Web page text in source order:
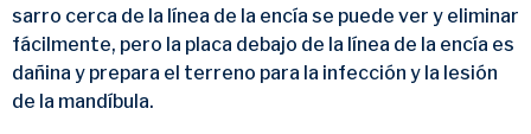
sarro cerca de la línea de la encía se puede ver y eliminar
fácilmente, pero la placa debajo de la línea de la encía es
dañina y prepara el terreno para la infección y la lesión
de la mandíbula.